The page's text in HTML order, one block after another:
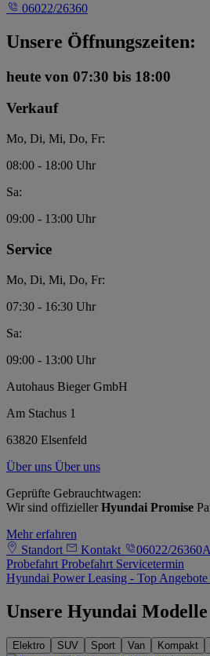
06022/26360
Unsere Öffnungszeiten:
heute von 07:30 bis 18:00
Verkauf
Mo, Di, Mi, Do, Fr:
08:00 - 18:00 Uhr
Sa:
09:00 - 13:00 Uhr
Service
Mo, Di, Mi, Do, Fr:
07:30 - 16:30 Uhr
Sa:
09:00 - 13:00 Uhr
Autohaus Bieger GmbH
Am Stachus 1
63820 Elsenfeld
Über uns Über uns
Geprüfte Gebrauchtwagen:
Wir sind offiziellerHyundai Promise
Mehr erfahren
Standort
Kontakt 06022/26360
Probefahrt Probefahrt Servicetermin
Hyundai Power Leasing - Top
Unsere Hyundai Modelle
Elektro SUV Sport Van Kompakt